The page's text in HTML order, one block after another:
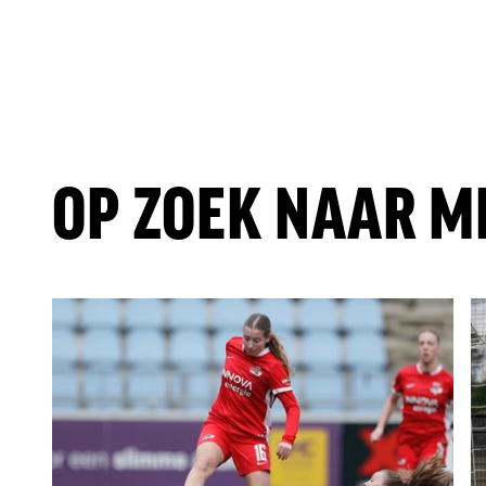
OP ZOEK NAAR